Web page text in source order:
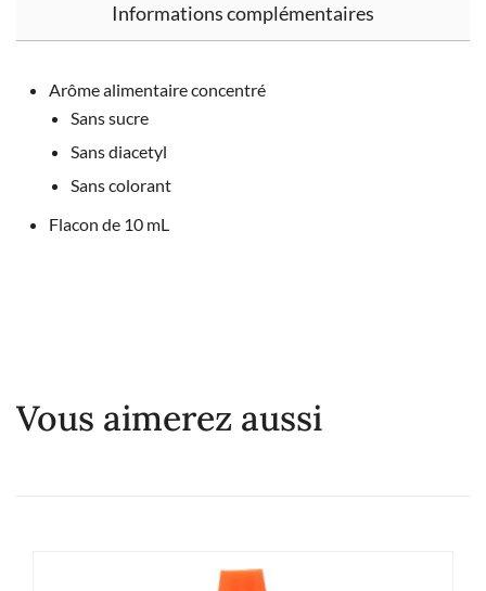
Informations complémentaires
Arôme alimentaire concentré
Sans sucre
Sans diacetyl
Sans colorant
Flacon de 10 mL
Vous aimerez aussi